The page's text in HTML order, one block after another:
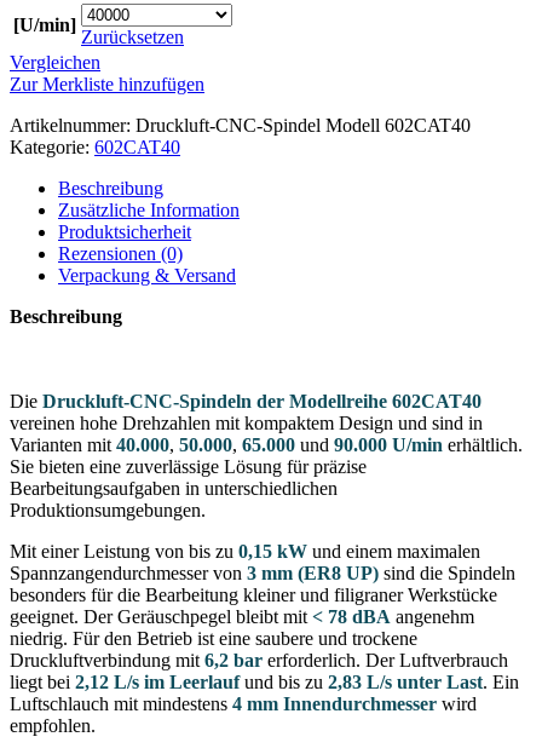
[U/min]
Zurücksetzen
Vergleichen
Zur Merkliste hinzufügen
Artikelnummer: Druckluft-CNC-Spindel Modell 602CAT40
Kategorie: 602CAT40
Beschreibung
Zusätzliche Information
Produktsicherheit
Rezensionen (0)
Verpackung & Versand
Beschreibung
Die Druckluft-CNC-Spindeln der Modellreihe 602CAT40
vereinen hohe Drehzahlen mit kompaktem Design und sind in
Varianten mit 40.000, 50.000, 65.000 und 90.000 U/min erhältlich.
Sie bieten eine zuverlässige Lösung für präzise
Bearbeitungsaufgaben in unterschiedlichen
Produktionsumgebungen.
Mit einer Leistung von bis zu 0,15 kW und einem maximalen
Spannzangendurchmesser von 3 mm (ER8 UP) sind die Spindeln
besonders für die Bearbeitung kleiner und filigraner Werkstücke
geeignet. Der Geräuschpegel bleibt mit < 78 dBA angenehm
niedrig. Für den Betrieb ist eine saubere und trockene
Druckluftverbindung mit 6,2 bar erforderlich. Der Luftverbrauch
liegt bei 2,12 L/s im Leerlaufund bis zu 2,83 L/s unter Last. Ein
Luftschlauch mit mindestens 4 mm Innendurchmesser wird
empfohlen.